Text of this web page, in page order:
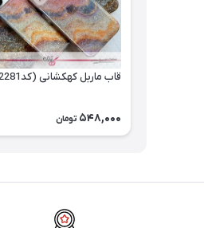
قاب ماربل کهکشانی (کدC2281)
548,000 تومان